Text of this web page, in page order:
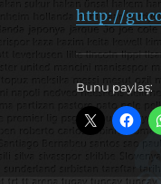
http://
Bunu paylaş: